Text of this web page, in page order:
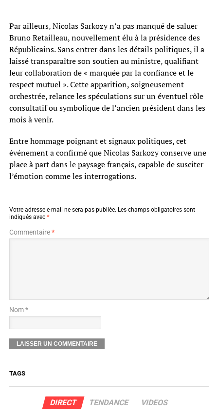
Par ailleurs, Nicolas Sarkozy n’a pas manqué de saluer
Bruno Retailleau, nouvellement élu à la présidence des
Républicains. Sans entrer dans les détails politiques, il a
laissé transparaître son soutien au ministre, qualifiant
leur collaboration de « marquée par la confiance et le
respect mutuel ». Cette apparition, soigneusement
orchestrée, relance les spéculations sur un éventuel rôle
consultatif ou symbolique de l’ancien président dans les
mois à venir.
Entre hommage poignant et signaux politiques, cet
événement a confirmé que Nicolas Sarkozy conserve une
place à part dans le paysage français, capable de susciter
l’émotion comme les interrogations.
Votre adresse e-mail ne sera pas publiée. Les champs obligatoires sont
indiqués avec *
Commentaire*
Nom *
TAGS
DIRECT TENDANCE VIDEOS